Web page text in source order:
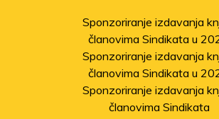
Sponzoriranje izdavanja
članovima Sindikata u
Sponzoriranje izdavanja
članovima Sindikata u
Sponzoriranje izdavanja
članovima Sindikata